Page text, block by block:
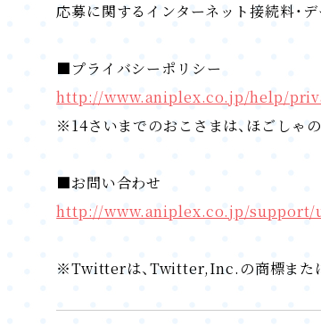
応募に関するインターネット接続料・
■プライバシーポリシー
http://www.aniplex.co.jp/help/
※14さいまでのおこさまは、ほごしゃ
■お問い合わせ
http://www.aniplex.co.jp/support/
※Twitterは、Twitter,Inc.の商標また